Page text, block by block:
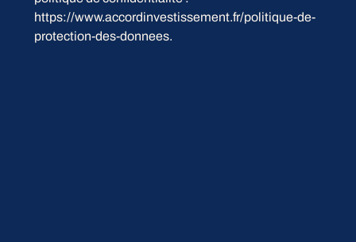
https://www.accordinvestissement.fr/politique-de-
protection-des-donnees.